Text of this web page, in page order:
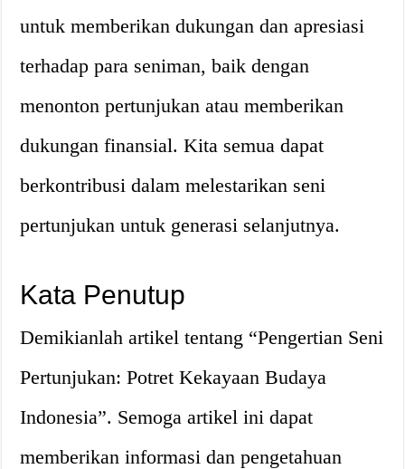
untuk memberikan dukungan dan apresiasi
terhadap para seniman, baik dengan
menonton pertunjukan atau memberikan
dukungan finansial. Kita semua dapat
berkontribusi dalam melestarikan seni
pertunjukan untuk generasi selanjutnya.
Kata Penutup
Demikianlah artikel tentang “Pengertian Seni
Pertunjukan: Potret Kekayaan Budaya
Indonesia”. Semoga artikel ini dapat
memberikan informasi dan pengetahuan